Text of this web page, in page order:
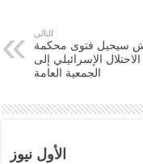
التالي
سيحيل فتوى محكمة
الإسرائيلي إلى
الجمعية العامة
الأول نيوز